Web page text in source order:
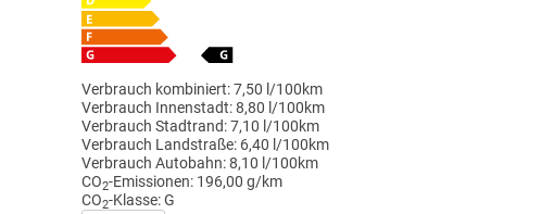
Verbrauch kombiniert:7,50 l/100km
Verbrauch Innenstadt:8,80 l/100km
Verbrauch Stadtrand:7,10 l/100km
Verbrauch Landstraße: 6,40 l/100km
Verbrauch Autobahn:8,10 l/100km
CO2-Emissionen: 196,00 g/km
CO2-Klasse:G